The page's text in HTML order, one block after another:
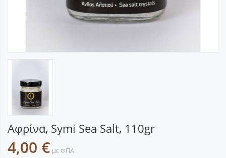
Αφρίνα, Symi Sea Salt, 110gr
4,00 € με ΦΠΑ